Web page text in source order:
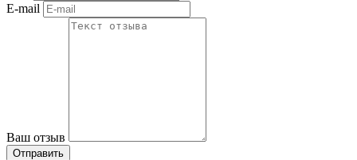
E-mail
Ваш отзыв
Отправить